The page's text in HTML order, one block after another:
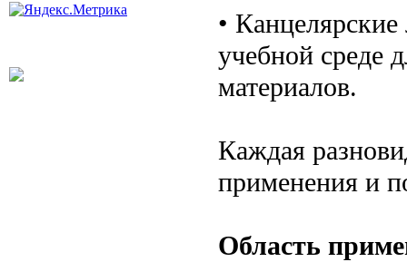
•
учебной среде
материалов.
Каждая
применения и
Область